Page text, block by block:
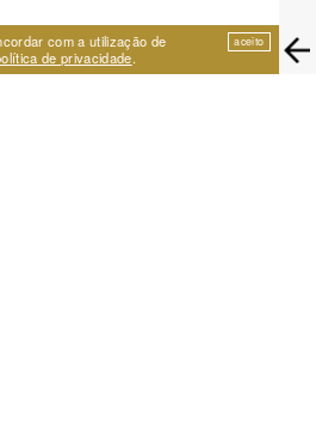
com a utilização de
de privacidade.
aceito